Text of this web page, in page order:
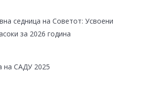
седница на Советот: Усвоени
за 2026 година
на САДУ 2025